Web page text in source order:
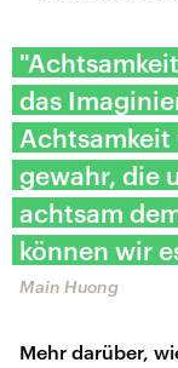
das
Achtsamkeit
gewahr, die
achtsam
können wir
Main Huong
Mehr darüber,